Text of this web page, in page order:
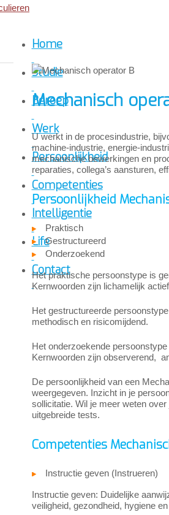
Home
Studie
Beroep
Werk
Persoonlijkheid
Competenties
Intelligentie
Life
Contact
Mechanisch
U werkt in de procesindustrie,
machine-industrie, energie-
mechanische bewerkingen en
reparaties, collega’s aansturen,
Persoonlijkheid
Praktisch
Gestructureerd
Onderzoekend
Het praktische persoonstype is
Kernwoorden zijn lichamelijk
Het gestructureerde
methodisch en risicomijdend.
Het onderzoekende
Kernwoorden zijn observerend,
De persoonlijkheid van een
weergegeven. Inzicht in je
sollicitatie. Wil je meer weten
uitgebreide tests.
Competenties
Instructie geven (Instrueren)
Instructie geven: Duidelijke
veiligheid, gezondheid, hygiene